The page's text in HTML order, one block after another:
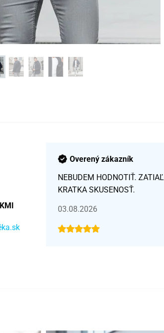
Overený zákazník
NEBUDEM HODNOTIŤ. ZATIAĽ
KRATKA SKUSENOSŤ.
03.08.2026